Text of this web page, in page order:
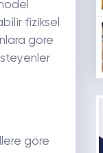
fiziksel
göre
göre